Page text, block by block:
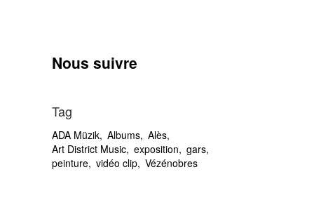
Nous suivre
Tag
ADA Müzik Albums Alès
Art District Music exposition gars
peinture vidéo clip Vézénobres